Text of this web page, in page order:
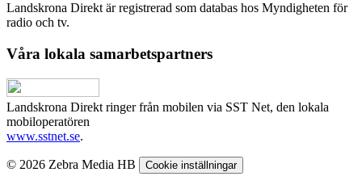
Landskrona Direkt är registrerad som databas hos Myndigheten för
radio och tv.
Våra lokala samarbetspartners
Landskrona Direkt ringer från mobilen via SST Net, den lokala
mobiloperatören
www.sstnet.se.
© 2026 Zebra Media HB Cookie inställningar